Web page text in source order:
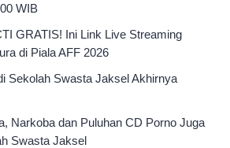
WIB
GRATIS! Ini Link Live Streaming
di Piala AFF 2026
Sekolah Swasta Jaksel Akhirnya
Narkoba dan Puluhan CD Porno Juga
Swasta Jaksel